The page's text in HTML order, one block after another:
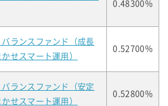
0.48300%
ランスファンド（成長
せスマート運用）
0.52700%
ランスファンド（安定
せスマート運用）
0.52800%